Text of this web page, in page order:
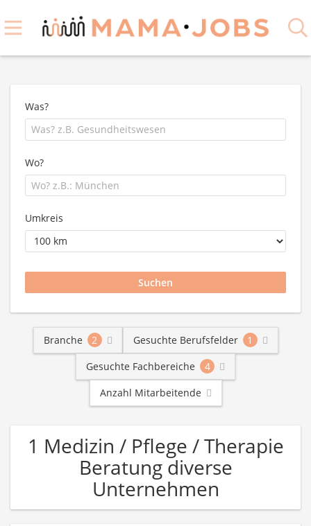
Was?
Wo?
Umkreis
Branche 2 Gesuchte Berufsfelder
1
Gesuchte Fachbereiche
4
Anzahl Mitarbeitende
1 Medizin / Pflege / Therapie
Beratung diverse
Unternehmen